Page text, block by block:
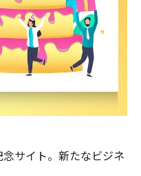
サイト。新たなビジネ